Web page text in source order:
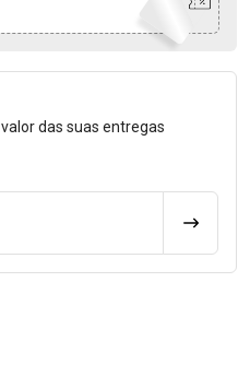
o Frete
das suas entregas